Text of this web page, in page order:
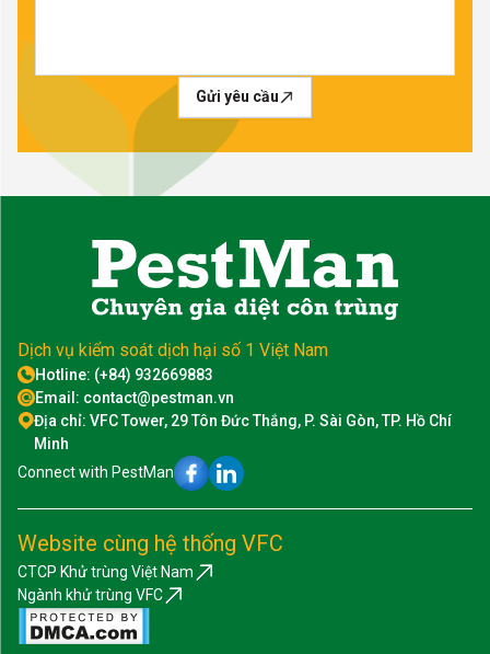
Gửi yêu cầu
Dịch vụ kiểm soát dịch hại số 1 Việt Nam
Hotline: (+84) 932669883
Email: contact@pestman.vn
Địa chỉ: VFC Tower, 29 Tôn Đức Thắng, P. Sài Gòn, TP. Hồ Chí
Minh
Connect with PestMan
Website cùng hệ thống VFC
CTCP Khử trùng Việt Nam
Ngành khử trùng VFC